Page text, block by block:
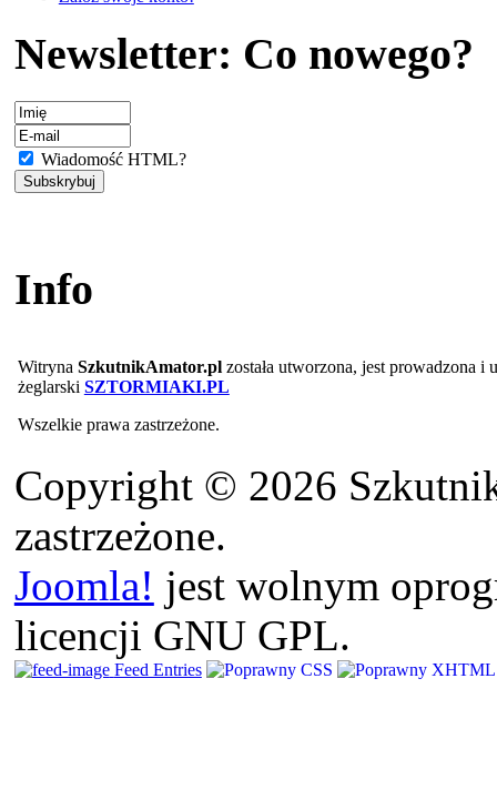
Newsletter: Co nowego?
Wiadomość HTML?
Info
Witryna SzkutnikAmator.plzostała utworzona, jest prowadzona i
żeglarski SZTORMIAKI.PL
Wszelkie prawa zastrzeżone.
Copyright © 2026
zastrzeżone.
Joomla! jest wolnym
licencji GNU GPL.
Feed Entries